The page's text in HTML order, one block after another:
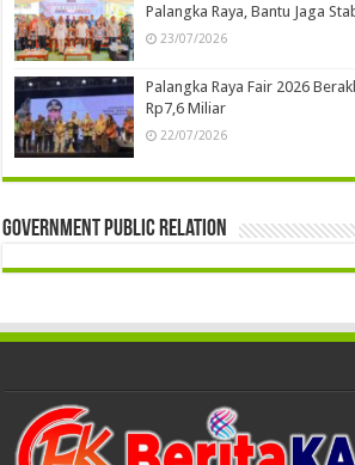
Palangka Raya, Bantu Jaga
23/07/2026
Palangka Raya Fair 2026
Rp7,6 Miliar
22/07/2026
Government Public Relation